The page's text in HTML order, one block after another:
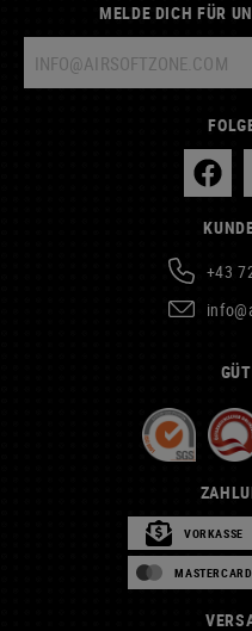
MELDE DICH FÜR
+43
VORKASSE
MASTERCARD